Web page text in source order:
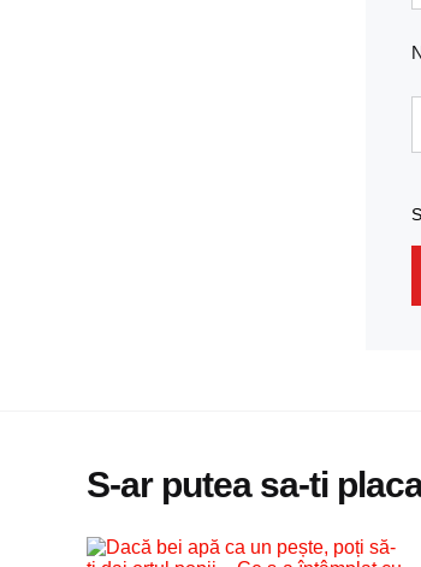
S-ar putea sa-ti